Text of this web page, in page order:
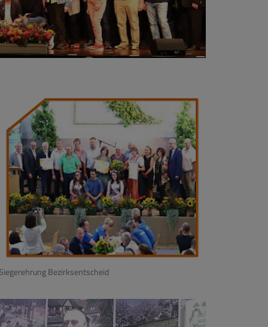
Siegerehrung Bezirksentscheid